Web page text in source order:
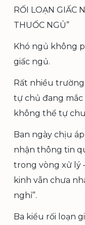
RỐI LOẠN GIẤC
THUỐC NGỦ”
Khó ngủ không
giấc ngủ.
Rất nhiều
tự chủ đang mắc
không thể tự
Ban ngày chịu
nhận thông tin
trong vòng xử lý
kinh vẫn chưa
nghỉ”.
Ba kiểu rối loạn